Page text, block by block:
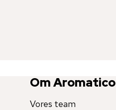
Om Aromatico
Vores team